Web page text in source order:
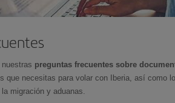
preguntas frecuentes sobre
que necesitas para volar con Iberia, así como
migración y aduanas.